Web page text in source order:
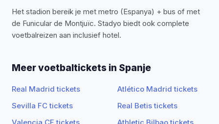
Het stadion bereik je met metro (Espanya) + bus of met
de Funicular de Montjuïc. Stadyo biedt ook complete
voetbalreizen aan inclusief hotel.
Meer voetbaltickets in Spanje
Real Madrid tickets
Atlético Madrid tickets
Sevilla FC tickets
Real Betis tickets